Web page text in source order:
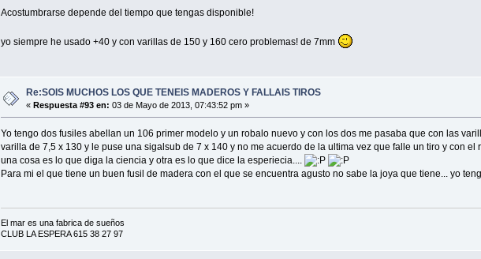
Acostumbrarse depende del tiempo que tengas disponible!
yo siempre he usado +40 y con varillas de 150 y 160 cero problemas! de 7mm
Re:SOIS MUCHOS LOS QUE TENEIS MADEROS Y FALLAIS TIROS
«Respuesta #93 en: 03 de Mayo de 2013, 07:43:52 pm »
Yo tengo dos fusiles abellan un 106 primer modelo y un robalo nuevo y con los dos me pasaba que con las
varilla de 7,5 x 130 y le puse una sigalsub de 7 x 140 y no me acuerdo de la ultima vez que falle un tiro y con
una cosa es lo que diga la ciencia y otra es lo que dice la esperiecia....
Para mi el que tiene un buen fusil de madera con el que se encuentra agusto no sabe la joya que tiene... yo
El mar es una fabrica de sueños
CLUB LA ESPERA 615 38 27 97